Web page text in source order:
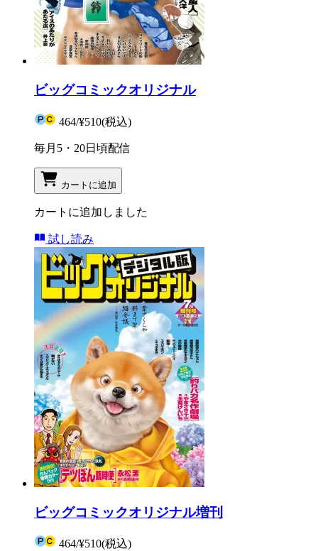
ビッグコミックオリジナル
464/¥510(税込)
毎月5・20日頃配信
カートに追加
カートに追加しました
試し読み
ビッグコミックオリジナル増刊
464/¥510(税込)